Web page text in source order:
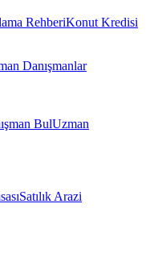
RehberiKonut Kredisi
Danışmanlar
BulUzman
Satılık Arazi